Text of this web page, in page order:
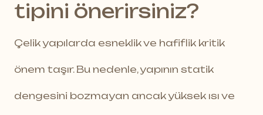
tipini önerirsiniz?
Çelik yapılarda esneklik ve hafiflik kritik
önem taşır. Bu nedenle, yapının statik
dengesini bozmayan ancak yüksek ısı ve